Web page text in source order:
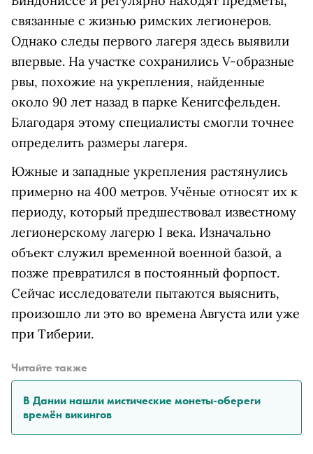
связанные с жизнью римских легионеров.
Однако следы первого лагеря здесь выявили
впервые. На участке сохранились V-образные
рвы, похожие на укрепления, найденные
около 90 лет назад в парке Кенигсфельден.
Благодаря этому специалисты смогли точнее
определить размеры лагеря.
Южные и западные укрепления растянулись
примерно на 400 метров. Учёные относят их к
периоду, который предшествовал известному
легионерскому лагерю I века. Изначально
объект служил временной военной базой, а
позже превратился в постоянный форпост.
Сейчас исследователи пытаются выяснить,
произошло ли это во времена Августа или уже
при Тиберии.
Читайте также
В Дании нашли мистические монеты-обереги
времён викингов